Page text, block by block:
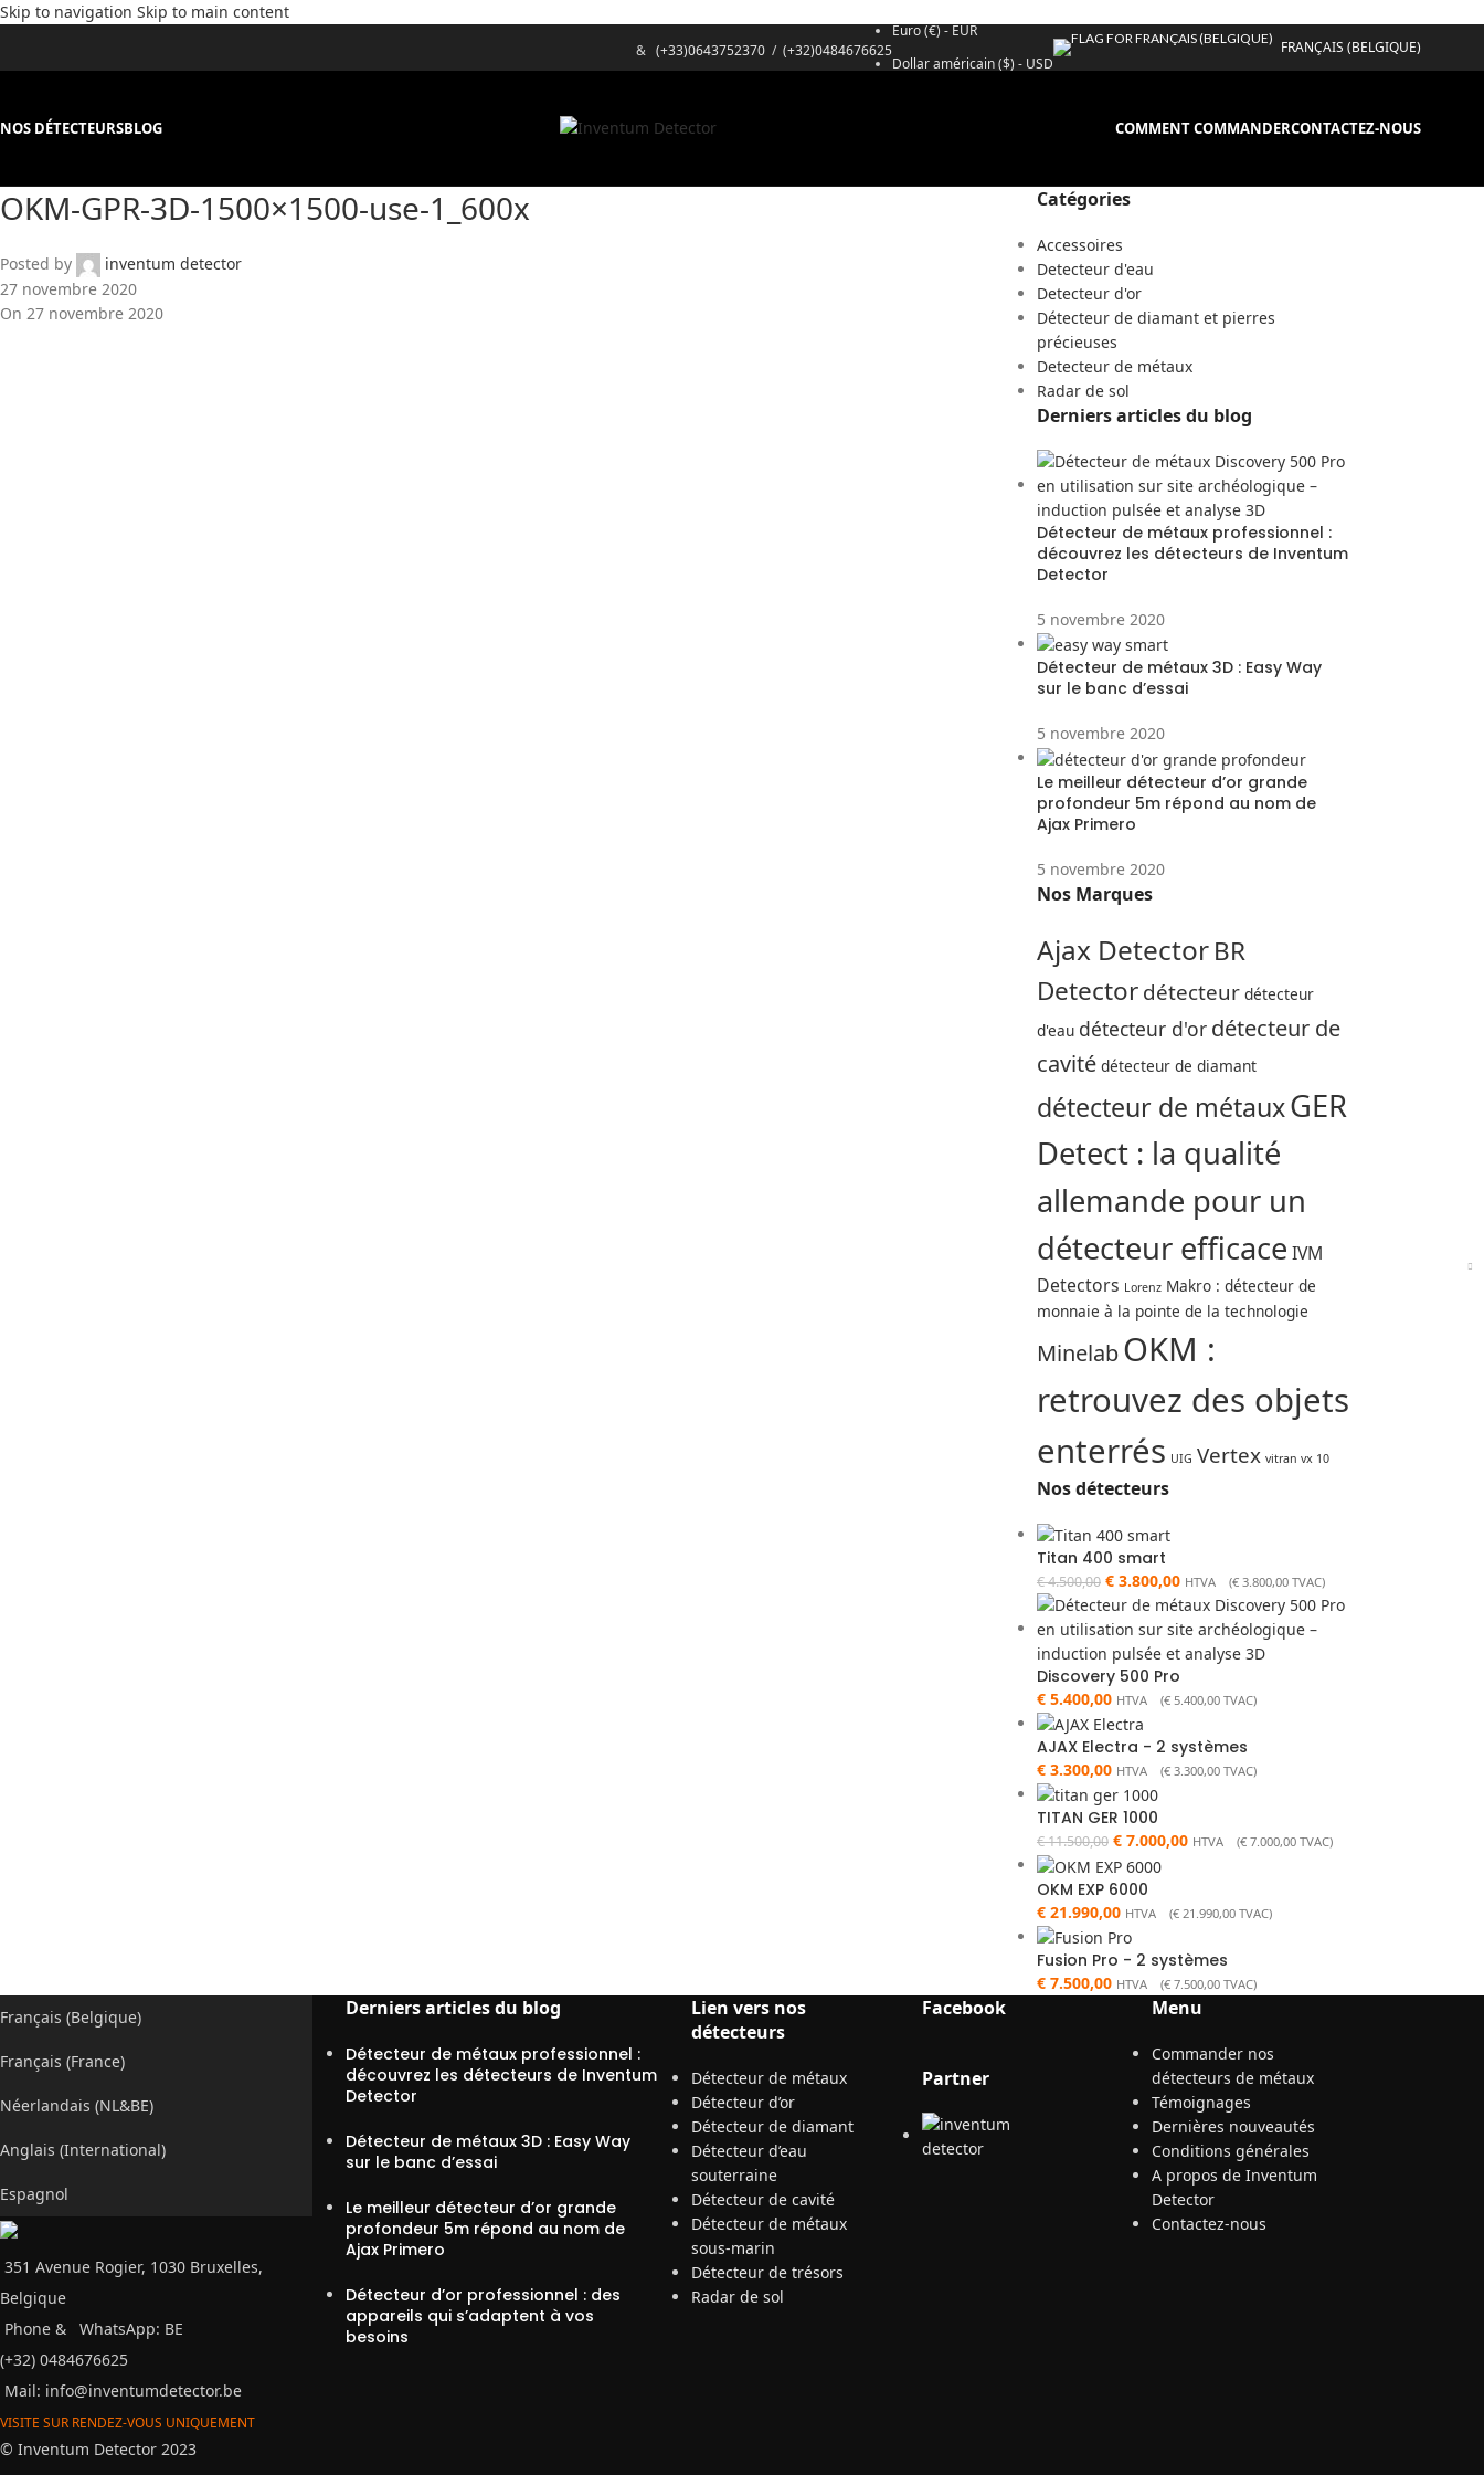
Skip to navigation Skip to main content
& (+33)0643752370/ (+32)0484676625
Euro (€) - EUR
Dollar américain ($) - USD
FRANÇAIS (BELGIQUE)
NOS DÉTECTEURSBLOG COMMENT COMMANDERCONTACTEZ-NOUS
OKM-GPR-3D-1500×1500-use-1_600x
Posted by
inventum detector
27 novembre 2020
On 27 novembre 2020
Catégories
Accessoires
Detecteur d'eau
Detecteur d'or
Détecteur de diamant et pierres
précieuses
Detecteur de métaux
Radar de sol
Derniers articles du blog
Détecteur de métaux professionnel :
découvrez les détecteurs de Inventum
Detector
5 novembre 2020
Détecteur de métaux 3D : Easy Way
sur le banc d’essai
5 novembre 2020
Le meilleur détecteur d’or grande
profondeur 5m répond au nom de
Ajax Primero
5 novembre 2020
Nos Marques
Ajax DetectorBR
Detectordétecteur détecteur
d'eau détecteur d'or détecteur de
cavité détecteur de diamant
détecteur de métauxGER
Detect : la qualité
allemande pour un
détecteur efficace IVM
Detectors Lorenz Makro : détecteur de
monnaie à la pointe de la technologie
MinelabOKM :
retrouvez des objets
enterrés UIG Vertex vitran vx 10
Nos détecteurs
Titan 400 smart
€4.500,00 €3.800,00 HTVA (€3.800,00TVAC)
Discovery 500 Pro
€5.400,00 HTVA (€5.400,00TVAC)
AJAX Electra - 2 systèmes
€3.300,00 HTVA (€3.300,00TVAC)
TITAN GER 1000
€11.500,00 €7.000,00 HTVA (€7.000,00TVAC)
OKM EXP 6000
€21.990,00 HTVA (€21.990,00TVAC)
Fusion Pro - 2 systèmes
€7.500,00 HTVA (€7.500,00TVAC)
Français (Belgique)
Français (France)
Néerlandais (NL&BE)
Anglais (International)
Espagnol
351 Avenue Rogier, 1030 Bruxelles,
Belgique
Phone &
WhatsApp: BE
(+32) 0484676625
Mail: info@inventumdetector.be
VISITE SUR RENDEZ-VOUS UNIQUEMENT
Derniers articles du blog
Détecteur de métaux professionnel :
découvrez les détecteurs de Inventum
Detector
Détecteur de métaux 3D : Easy Way
sur le banc d’essai
Le meilleur détecteur d’or grande
profondeur 5m répond au nom de
Ajax Primero
Détecteur d’or professionnel : des
appareils qui s’adaptent à vos
besoins
Lien vers nos
détecteurs
Détecteur de métaux
Détecteur d’or
Détecteur de diamant
Détecteur d’eau
souterraine
Détecteur de cavité
Détecteur de métaux
sous-marin
Détecteur de trésors
Radar de sol
Facebook
Partner
Menu
Commander nos
détecteurs de métaux
Témoignages
Dernières nouveautés
Conditions générales
A propos de Inventum
Detector
Contactez-nous
© Inventum Detector 2023